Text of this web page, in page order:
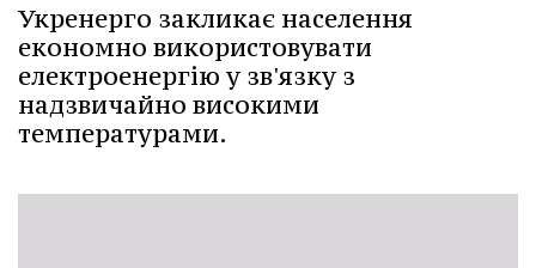
Укренерго закликає населення
економно використовувати
електроенергію у зв'язку з
надзвичайно високими
температурами.